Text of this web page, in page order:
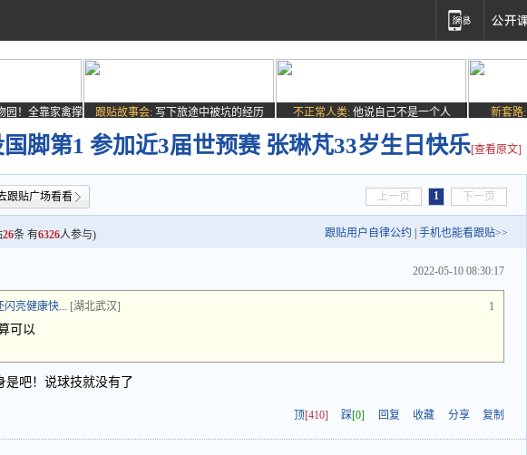
园！全靠家禽撑
跟贴故事会: 写下旅途中被坑的经历 不正常人类: 他说自己不是一个人 新套路:
脚第1 参加近3届世预赛 张琳芃33岁生日快乐[查看原文]
跟贴广场看看 上一页 1 下一页
26条 有6326人参与) 跟贴用户自律公约 手机也能看跟贴>>
2022-05-10 08:30:17
闪亮健康快... [湖北武汉] 1
可以
是吧！说球技就没有了
顶[410] 踩[0] 回复 收藏 分享 复制